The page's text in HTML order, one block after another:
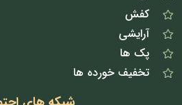
کفش
آرایشی
پک ها
تخفیف خورده ها